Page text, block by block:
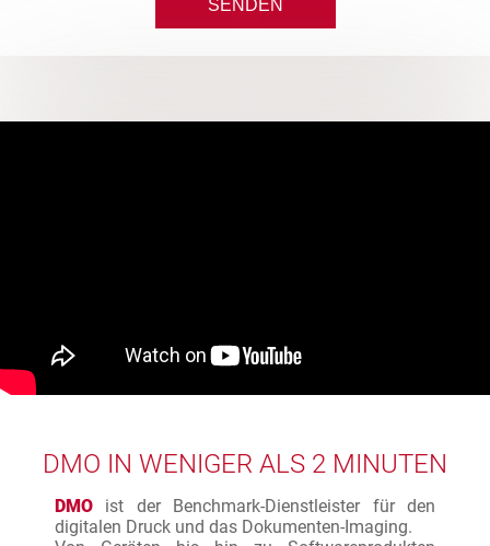
DMO IN WENIGER ALS 2 MINUTEN
DMO ist der Benchmark-Dienstleister für den
digitalen Druck und das Dokumenten-Imaging.